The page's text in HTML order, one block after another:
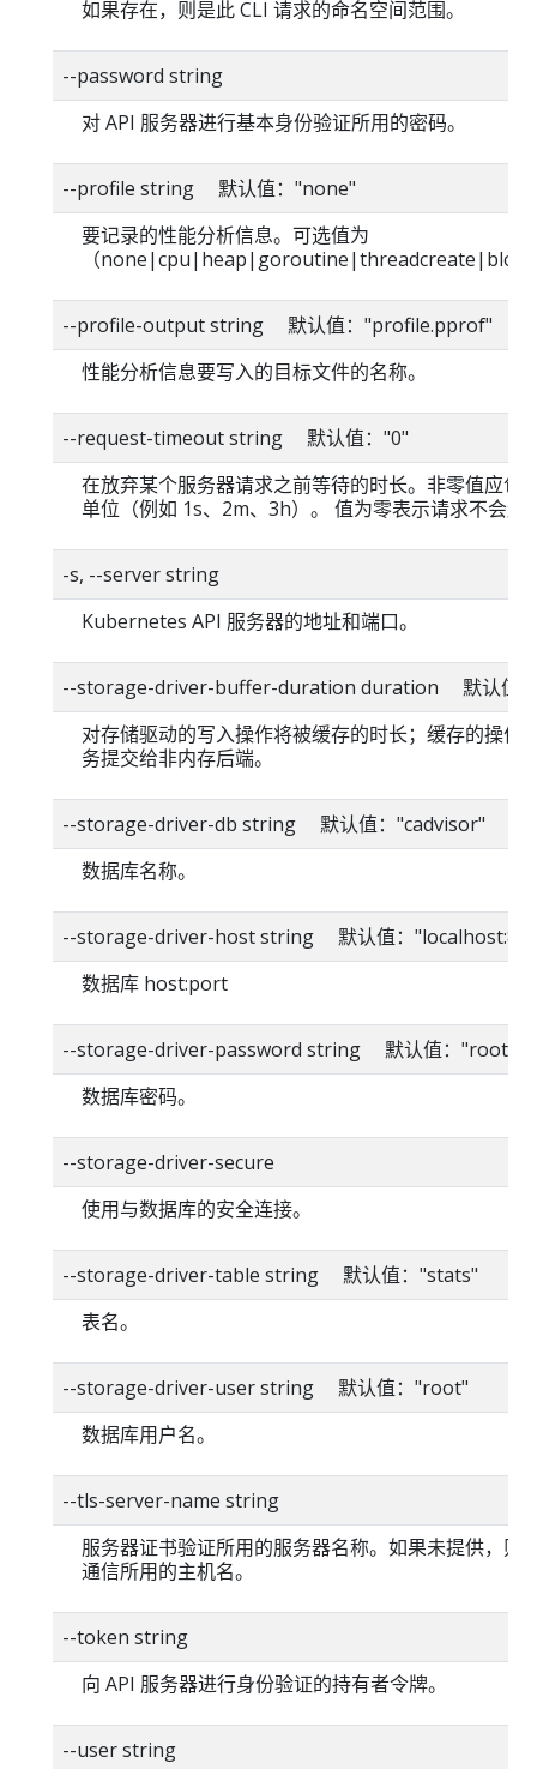
如果存在，则是此 CLI 请求的命名空间范围。
--password string
对 API 服务器进行基本身份验证所用的密码。
--profile string 默认值："none"
要记录的性能分析信息。可选值为
（
--profile-output string 默认值："profile.pprof"
性能分析信息要写入的目标文件的名称。
--request-timeout string 默认值："0"
在放弃某个服务器请求之前等待的时长。非零值应包
单位（例如 1s、2m、3h）。 值为零表示请求不会超
-s, --server string
Kubernetes API 服务器的地址和端口。
--storage-driver-buffer-duration duration 默认值
对存储驱动的写入操作将被缓存的时长；缓存的操作
务提交给非内存后端。
--storage-driver-db string 默认值："cadvisor"
数据库名称。
--storage-driver-host string 默认值：
数据库 host:port
--storage-driver-password string 默认值："root"
数据库密码。
--storage-driver-secure
使用与数据库的安全连接。
--storage-driver-table string 默认值："stats"
表名。
--storage-driver-user string 默认值："root"
数据库用户名。
--tls-server-name string
服务器证书验证所用的服务器名称。如果未提供，则
通信所用的主机名。
--token string
向 API 服务器进行身份验证的持有者令牌。
--user string